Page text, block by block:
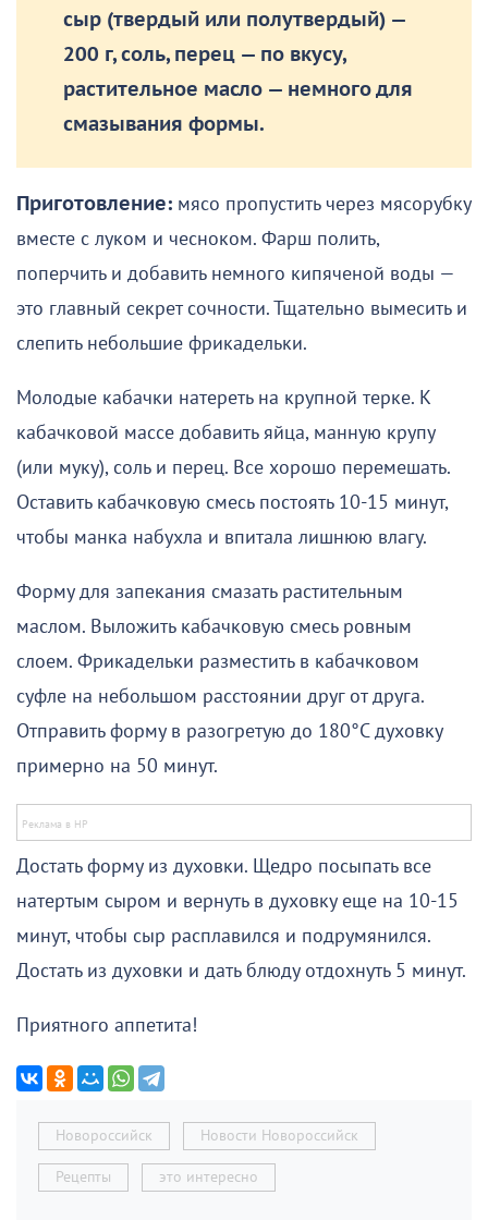
сыр (твердый или полутвердый) —
200 г, соль, перец — по вкусу,
растительное масло — немного для
смазывания формы.
Приготовление: мясо пропустить через мясорубку
вместе с луком и чесноком. Фарш полить,
поперчить и добавить немного кипяченой воды —
это главный секрет сочности. Тщательно вымесить и
слепить небольшие фрикадельки.
Молодые кабачки натереть на крупной терке. К
кабачковой массе добавить яйца, манную крупу
(или муку), соль и перец. Все хорошо перемешать.
Оставить кабачковую смесь постоять 10-15 минут,
чтобы манка набухла и впитала лишнюю влагу.
Форму для запекания смазать растительным
маслом. Выложить кабачковую смесь ровным
слоем. Фрикадельки разместить в кабачковом
суфле на небольшом расстоянии друг от друга.
Отправить форму в разогретую до 180°C духовку
примерно на 50 минут.
Достать форму из духовки. Щедро посыпать все
натертым сыром и вернуть в духовку еще на 10-15
минут, чтобы сыр расплавился и подрумянился.
Достать из духовки и дать блюду отдохнуть 5 минут.
Приятного аппетита!
Новороссийск Новости Новороссийск
Рецепты это интересно